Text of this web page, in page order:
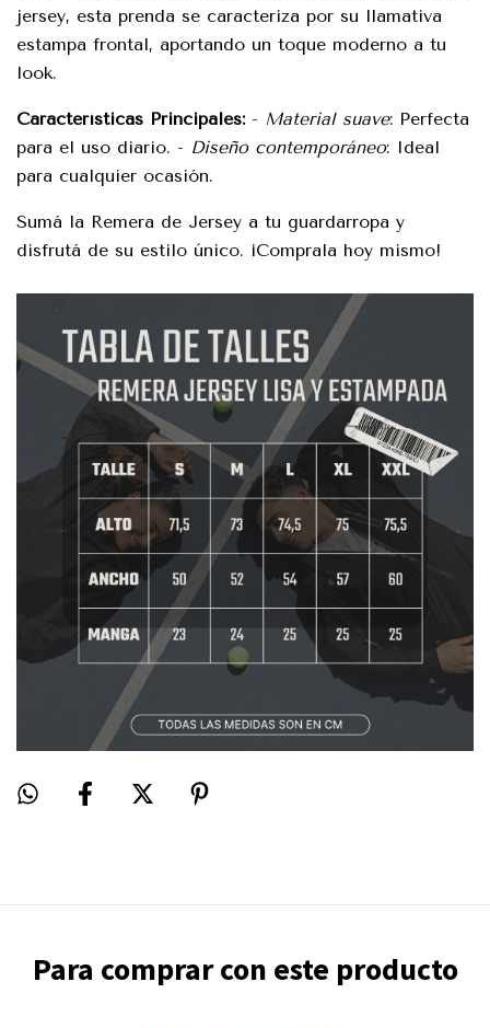
jersey, esta prenda se caracteriza por su llamativa
estampa frontal, aportando un toque moderno a tu
look.
Características Principales:- Material suave: Perfecta
para el uso diario. - Diseño contemporáneo: Ideal
para cualquier ocasión.
Sumá la Remera de Jersey a tu guardarropa y
disfrutá de su estilo único. ¡Comprala hoy mismo!
Para comprar con este producto